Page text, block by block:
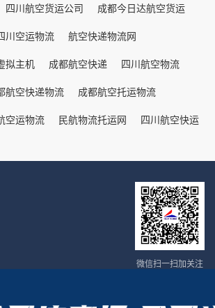
四川航空货运公司
成都今日达航空货运
川空运物流
航空快递物流网
拟主机 成都航空快递
四川航空物流
航空快递物流
成都航空托运物流
空运物流 民航物流托运网 四川航空快运
微信扫一扫加关注